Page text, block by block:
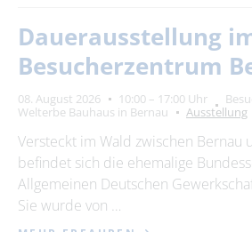
Zeitraum
von
bis
Kategorie
Dauerausstellung
Besucherzentrum
08. August 2026 10:00 – 17:00 Uhr
Welterbe Bauhaus in Bernau
Ausstellung
Versteckt im Wald zwischen Bernau
befindet sich die ehemalige
Allgemeinen Deutschen
Sie wurde von …